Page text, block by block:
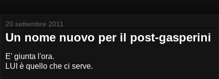
20 settembre 2011
Un nome nuovo per il post-gasperini
E' giunta l'ora.
LUI è quello che ci serve.